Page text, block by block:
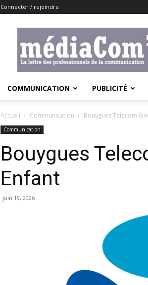
Connecter / rejoindre
COMMUNICATION PUBLICITÉ
Accueil Communication Bouygues Telecom
Communication
Bouygues
Enfant
juin 19, 2026